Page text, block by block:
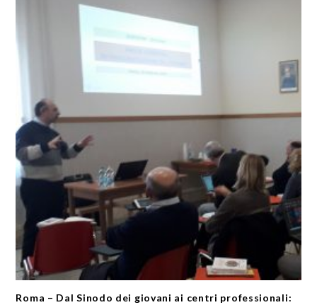
Roma – Dal Sinodo dei giovani ai centri professionali: